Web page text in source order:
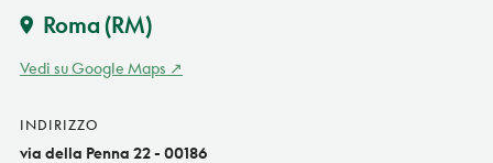
Roma (RM)
Vedi su Google Maps
INDIRIZZO
via della Penna 22 - 00186